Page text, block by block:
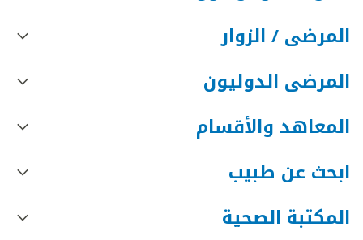
المرضى / الزوار
المرضى الدوليون
المعاهد والأقسام
ابحث عن طبيب
المكتبة الصحية